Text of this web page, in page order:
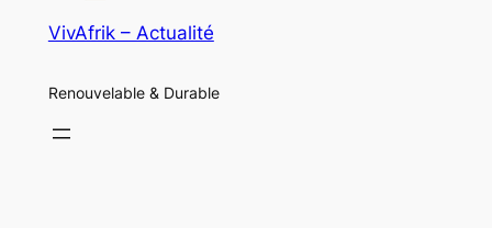
VivAfrik – Actualité
Renouvelable & Durable